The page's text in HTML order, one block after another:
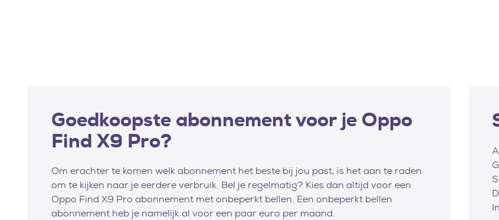
Goedkoopste abonnement voor je Oppo
Find X9 Pro?
Om erachter te komen welk abonnement het beste bij jou past, is het aan te raden
om te kijken naar je eerdere verbruik. Bel je regelmatig? Kies dan altijd voor een
Oppo Find X9 Pro abonnement met onbeperkt bellen. Een onbeperkt bellen
abonnement heb je namelijk al voor een paar euro per maand.